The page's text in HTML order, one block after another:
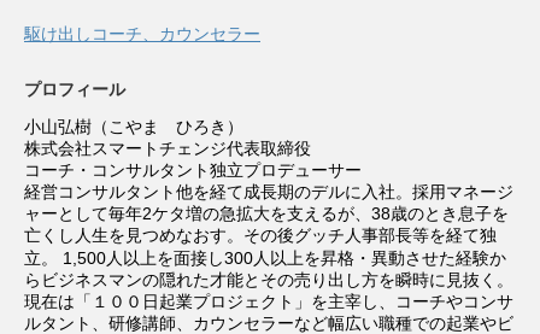
駆け出しコーチ、カウンセラー
プロフィール
小山弘樹（こやま ひろき）
株式会社スマートチェンジ代表取締役
コーチ・コンサルタント独立プロデューサー
経営コンサルタント他を経て成長期のデルに入社。採用マネージ
ャーとして毎年2ケタ増の急拡大を支えるが、38歳のとき息子を
亡くし人生を見つめなおす。その後グッチ人事部長等を経て独
立。
1,500人以上を面接し300人以上を昇格・異動させた経験か
らビジネスマンの隠れた才能とその売り出し方を瞬時に見抜く。
現在は「１００日起業プロジェクト」を主宰し、コーチやコンサ
ルタント、研修講師、カウンセラーなど幅広い職種での起業やビ